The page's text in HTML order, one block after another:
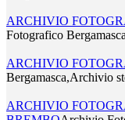
ARCHIVIO
Fotografico
ARCHIVIO
Bergamasca,Archivio
ARCHIVIO